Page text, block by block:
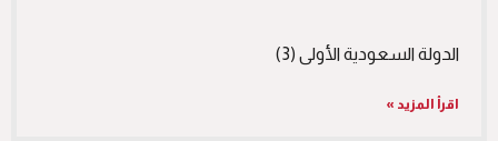
الدولة السعودية الأولى (3)
اقرأ المزيد »